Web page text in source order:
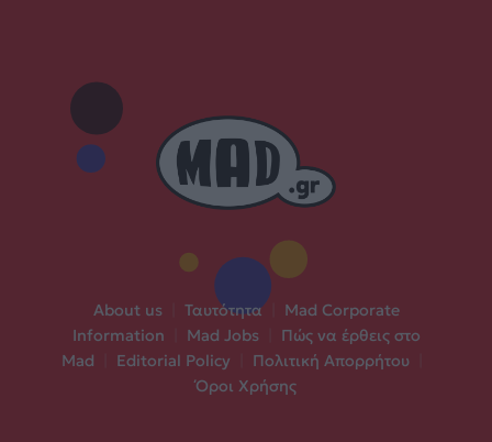
About us Ταυτότητα
Mad Corporate
Information
Mad Jobs
Πώς να έρθεις στο
Mad
Editorial Policy Πολιτική Απορρήτου
Όροι Χρήσης